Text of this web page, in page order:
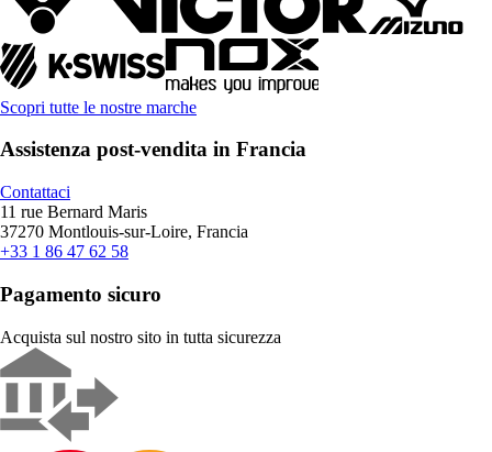
Scopri tutte le nostre marche
Assistenza post-vendita in Francia
Contattaci
11 rue Bernard Maris
37270 Montlouis-sur-Loire, Francia
+33 1 86 47 62 58
Pagamento sicuro
Acquista sul nostro sito in tutta sicurezza